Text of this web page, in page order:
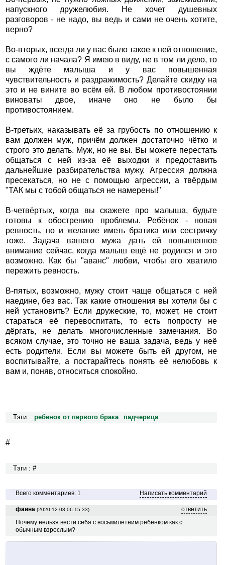
напускного дружелюбия. Не хочет душевных
разговоров - не надо, вы ведь и сами не очень хотите,
верно?
Во-вторых, всегда ли у вас было такое к ней отношение,
с самого ли начала? Я имею в виду, не в том ли дело, то
вы ждёте малыша и у вас повышенная
чувствительность и раздражимость? Делайте скидку на
это и не вините во всём ей. В любом противостоянии
виноваты двое, иначе оно не было бы
противостоянием.
В-третьих, наказывать её за грубость по отношению к
вам должен муж, причём должен достаточно чётко и
строго это делать. Муж, но не вы. Вы можете перестать
общаться с ней из-за её выходки и предоставить
дальнейшие разбирательства мужу. Агрессия должна
пресекаться, но не с помощью агрессии, а твёрдым
"ТАК мы с тобой общаться не намерены!"
В-четвёртых, когда вы скажете про малыша, будьте
готовы к обострению проблемы. Ребёнок - новая
ревность, но и желание иметь братика или сестричку
тоже. Задача вашего мужа дать ей повышенное
внимание сейчас, когда малыш ещё не родился и это
возможно. Как бы "аванс" любви, чтобы его хватило
пережить ревность.
В-пятых, возможно, мужу стоит чаще общаться с ней
наедине, без вас. Так какие отношения вы хотели бы с
ней установить? Если дружеские, то, может, не стоит
стараться её перевоспитать, то есть попросту не
дёргать, не делать многочисленные замечания. Во
всяком случае, это точно не ваша задача, ведь у неё
есть родители. Если вы можете быть ей другом, не
воспитывайте, а постарайтесь понять её нелюбовь к
вам и, поняв, относиться спокойно.
Тэги : ребенок от первого брака падчерица
#
Тэги : #
Всего комментариев: 1 Написать комментарий
фаина (2020-12-08 06:15:33)
ответить
Почему нельзя вести себя с восьмилетним ребенком как с
обычным взрослым?